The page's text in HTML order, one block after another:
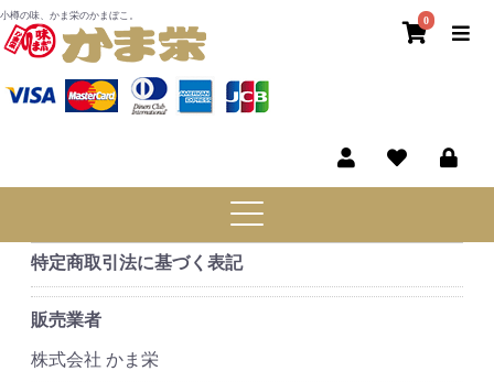
小樽の味、かま栄のかまぼこ。 0
特定商取引法に基づく表記
販売業者
株式会社 かま栄